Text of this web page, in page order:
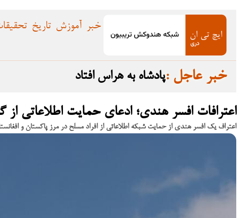
تاریخ آموزش خبر
پادشاه به هراس افتاد : خبر عاجل
اعترافات افسر هندی؛ ادعای حمایت اطلاعاتی
اعتراف یک افسر هندی از حمایت شبکه اطلاعاتی از افراد مسلح در مرز پاکستان و